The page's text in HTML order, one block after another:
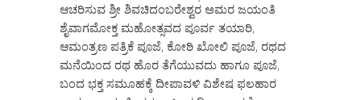
ಆಚರಿಸುವ ಶ್ರೀ ಶಿವಚಿದಂಬರೇಶ್ವರ ಅಮರ ಜಯಂತಿ
ಶೈವಾಗಮೋಕ್ತ ಮಹೋತ್ಸವದ ಪೂರ್ವ ತಯಾರಿ,
ಆಮಂತ್ರಣ ಪತ್ರಿಕೆ ಪೂಜೆ, ಕೋಠಿ ಖೋಲಿ ಪೂಜೆ, ರಥದ
ಮನೆಯಿಂದ ರಥ ಹೊರ ತೆಗೆಯುವದು ಹಾಗೂ ಪೂಜೆ,
ಬಂದ ಭಕ್ತ ಸಮೂಹಕ್ಕೆ ದೀಪಾವಳಿ ವಿಶೇಷ ಫಲಹಾರ